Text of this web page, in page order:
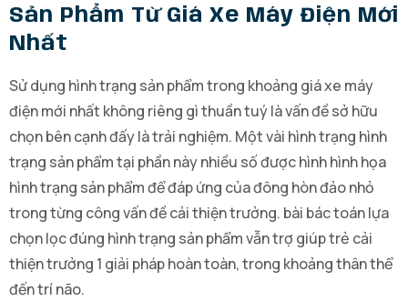
Sản Phẩm Từ Giá Xe Máy Điện Mới
Nhất
Sử dụng hình trạng sản phẩm trong khoảng giá xe máy
điện mới nhất không riêng gì thuần tuý là vấn đề sở hữu
chọn bên cạnh đấy là trải nghiệm. Một vài hình trạng hình
trạng sản phẩm tại phần này nhiều số được hình hình họa
hình trạng sản phẩm để đáp ứng của đông hòn đảo nhỏ
trong từng công vấn đề cải thiện trưởng. bài bác toán lựa
chọn lọc đúng hình trạng sản phẩm vẫn trợ giúp trẻ cải
thiện trưởng 1 giải pháp hoàn toàn, trong khoảng thân thể
đến trí não.